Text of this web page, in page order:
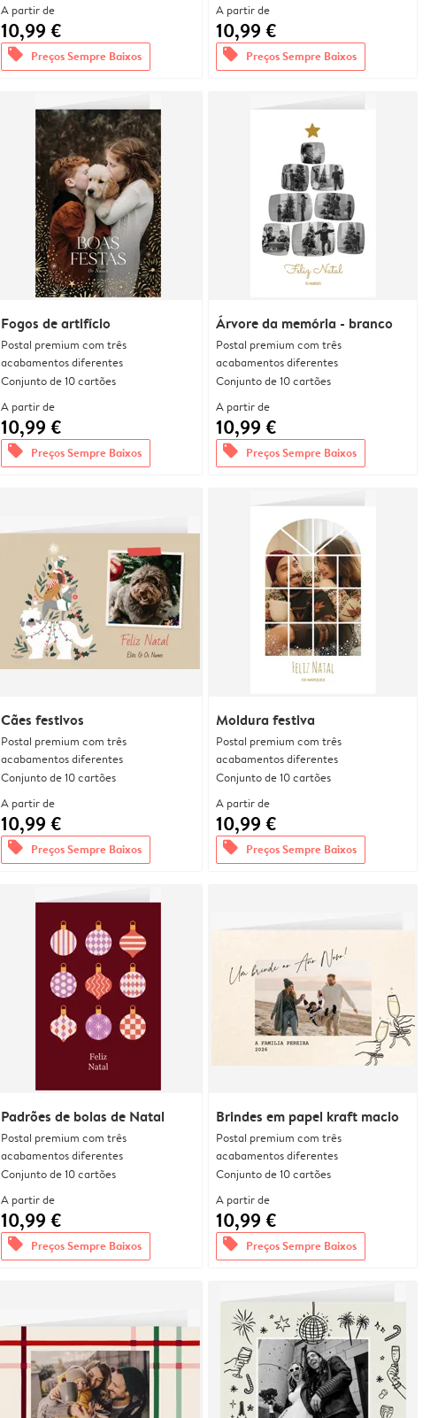
A partir de
10,99 €
offers Preços Sempre Baixos
A partir de
10,99 €
offers Preços Sempre Baixos
Fogos de artifício
Postal premium com três
acabamentos diferentes
Conjunto de 10 cartões
A partir de
10,99 €
offers Preços Sempre Baixos
Árvore da memória - branco
Postal premium com três
acabamentos diferentes
Conjunto de 10 cartões
A partir de
10,99 €
offers Preços Sempre Baixos
Cães festivos
Postal premium com três
acabamentos diferentes
Conjunto de 10 cartões
A partir de
10,99 €
offers Preços Sempre Baixos
Moldura festiva
Postal premium com três
acabamentos diferentes
Conjunto de 10 cartões
A partir de
10,99 €
offers Preços Sempre Baixos
Padrões de bolas de Natal
Postal premium com três
acabamentos diferentes
Conjunto de 10 cartões
A partir de
10,99 €
offers Preços Sempre Baixos
Brindes em papel kraft macio
Postal premium com três
acabamentos diferentes
Conjunto de 10 cartões
A partir de
10,99 €
offers Preços Sempre Baixos